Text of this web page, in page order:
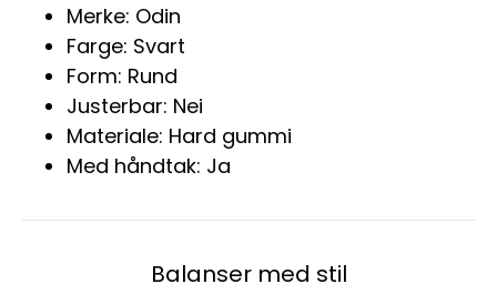
Merke: Odin
Farge: Svart
Form: Rund
Justerbar: Nei
Materiale: Hard gummi
Med håndtak: Ja
Balanser med stil